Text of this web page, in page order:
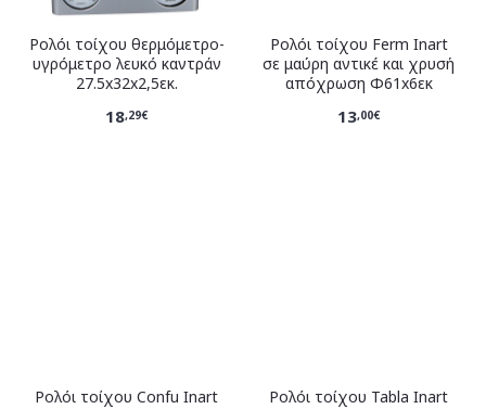
Ρολόι τοίχου θερμόμετρο-
υγρόμετρο λευκό καντράν
27.5x32x2,5εκ.
18,29€
Ρολόι τοίχου Ferm Inart
σε μαύρη αντικέ και χρυσή
απόχρωση Φ61x6εκ
13,00€
Ρολόι τοίχου Confu Inart
Ρολόι τοίχου Tabla Inart